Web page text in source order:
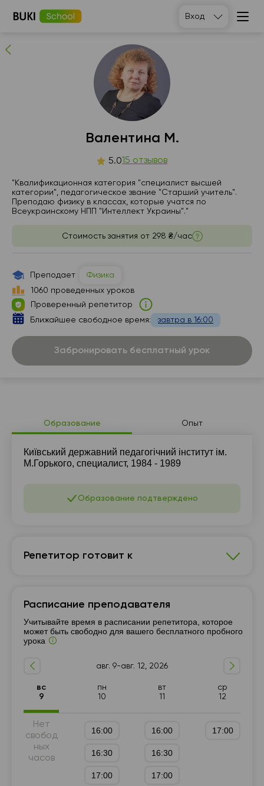
Вход
Валентина М. людей рекомендуют
Образование Опыт
Київський державний педагогічний інститут ім.
М.Горького, специалист, 1984 - 1989
Образование подтверждено
Репетитор готовит к
7 - 9-й класс Подготовка к НМТ (ЗНО)
Подготовка к ГИА (9 класс) 10 - 11-й класс
Расписание преподавателя
Учитывайте время в расписании репетитора, которое
может быть свободно для вашего бесплатного пробного
урока
авг. 9-авг. 12, 2026
вс
9
пн
10
вт
11
ср
12
Нет
свобод
ных
часов
16:00
16:30
17:00
16:00
16:30
17:00
17:00
Валентина М.
5.015 отзывов
"Квалификационная категория "специалист высшей
категории", педагогическое звание "Старший учитель".
Преподаю физику в классах, которые учатся по
Всеукраинскому НПП "Интеллект Украины"."
Стоимость занятия от 298 ₴/час
Преподает
Физика
1060 проведенных уроков
Проверенный репетитор
Ближайшее свободное время:
завтра в 16:00
Забронировать бесплатный урок
пн
вт
Нет
свободных
16:00
17:30
18:00
16:00
16:30